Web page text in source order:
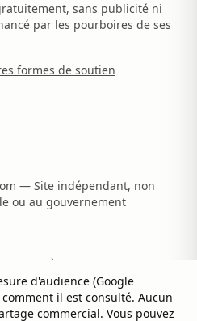
sans publicité ni
par les pourboires de ses
formes de soutien
— Site indépendant, non
ou au gouvernement
À propos
Soutenir
d'audience (Google
il est consulté. Aucun
commercial. Vous pouvez